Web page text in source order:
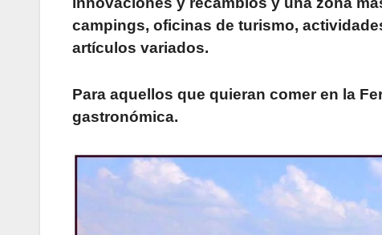
campings, oficinas de turismo,
artículos variados.
Para aquellos que quieran comer en la
gastronómica.